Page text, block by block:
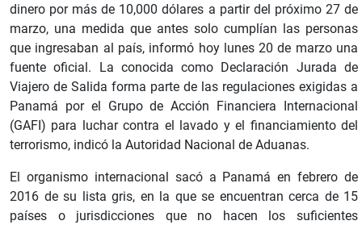
dinero por más de 10,000 dólares a partir del próximo 27 de
marzo, una medida que antes solo cumplían las personas
que ingresaban al país, informó hoy lunes 20 de marzo una
fuente oficial. La conocida como Declaración Jurada de
Viajero de Salida forma parte de las regulaciones exigidas a
Panamá por el Grupo de Acción Financiera Internacional
(GAFI) para luchar contra el lavado y el financiamiento del
terrorismo, indicó la Autoridad Nacional de Aduanas.
El organismo internacional sacó a Panamá en febrero de
2016 de su lista gris, en la que se encuentran cerca de 15
países o jurisdicciones que no hacen los suficientes